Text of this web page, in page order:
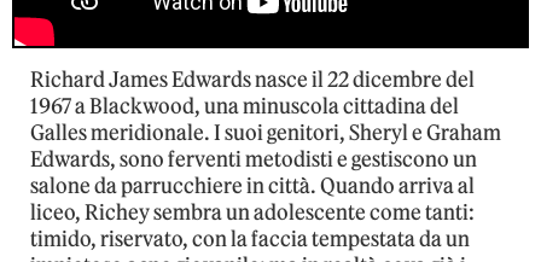
Richard James Edwards nasce il 22 dicembre del
1967 a Blackwood, una minuscola cittadina del
Galles meridionale. I suoi genitori, Sheryl e Graham
Edwards, sono ferventi metodisti e gestiscono un
salone da parrucchiere in città. Quando arriva al
liceo, Richey sembra un adolescente come tanti:
timido, riservato, con la faccia tempestata da un